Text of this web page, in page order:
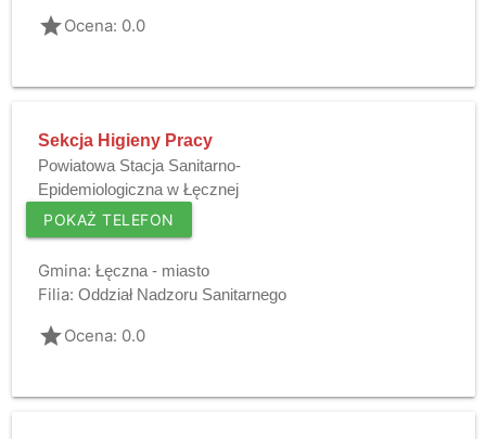
gradeOcena: 0.0
Sekcja Higieny Pracy
Powiatowa Stacja Sanitarno-
Epidemiologiczna w Łęcznej
POKAŻ TELEFON
Gmina: Łęczna - miasto
Filia: Oddział Nadzoru Sanitarnego
gradeOcena: 0.0